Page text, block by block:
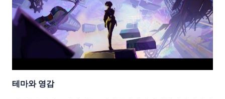
테마와 영감